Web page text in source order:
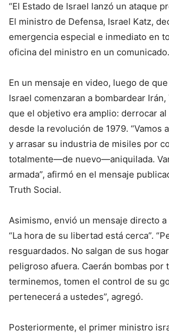
“El Estado de Israel lanzó un ataque
El ministro de Defensa, Israel Katz,
emergencia especial e inmediato en
oficina del ministro en un comunicado.
En un mensaje en video, luego de
Israel comenzaran a bombardear
que el objetivo era amplio: derrocar
desde la revolución de 1979. “Vamos
y arrasar su industria de misiles por
totalmente—de nuevo—aniquilada.
armada”, afirmó en el mensaje
Truth Social.
Asimismo, envió un mensaje directo
“La hora de su libertad está cerca”.
resguardados. No salgan de sus
peligroso afuera. Caerán bombas por
terminemos, tomen el control de su
pertenecerá a ustedes”, agregó.
Posteriormente, el primer ministro